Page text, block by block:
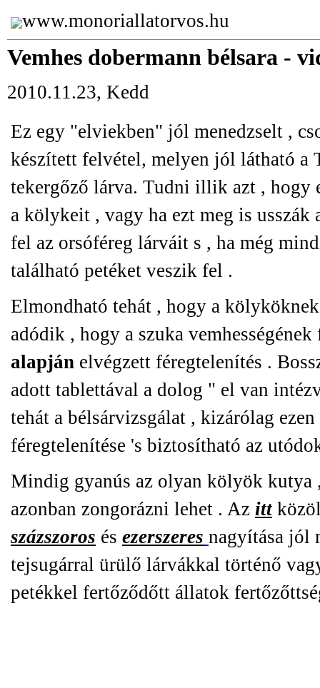
www.monoriallatorvos.hu
Vemhes dobermann bélsara -
2010.11.23, Kedd
Ez egy "elviekben" jól menedzselt ,
készített felvétel, melyen jól látható a
tekergőző lárva. Tudni illik azt , hogy
a kölykeit , vagy ha ezt meg is usszák
fel az orsóféreg lárváit s , ha még
található petéket veszik fel .
Elmondható tehát , hogy a
adódik , hogy a szuka
alapján elvégzett féregtelenítés .
adott tablettával a dolog " el van
tehát a bélsárvizsgálat , kizárólag
féregtelenítése 's biztosítható az
Mindig gyanús az olyan kölyök kutya
azonban zongorázni lehet . Az itt
százszoros és ezerszeres nagyítása jól
tejsugárral ürülő lárvákkal történő
petékkel fertőződőtt állatok